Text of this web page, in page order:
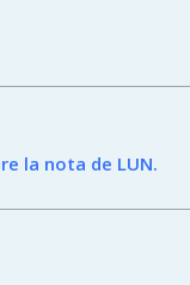
la nota de LUN.